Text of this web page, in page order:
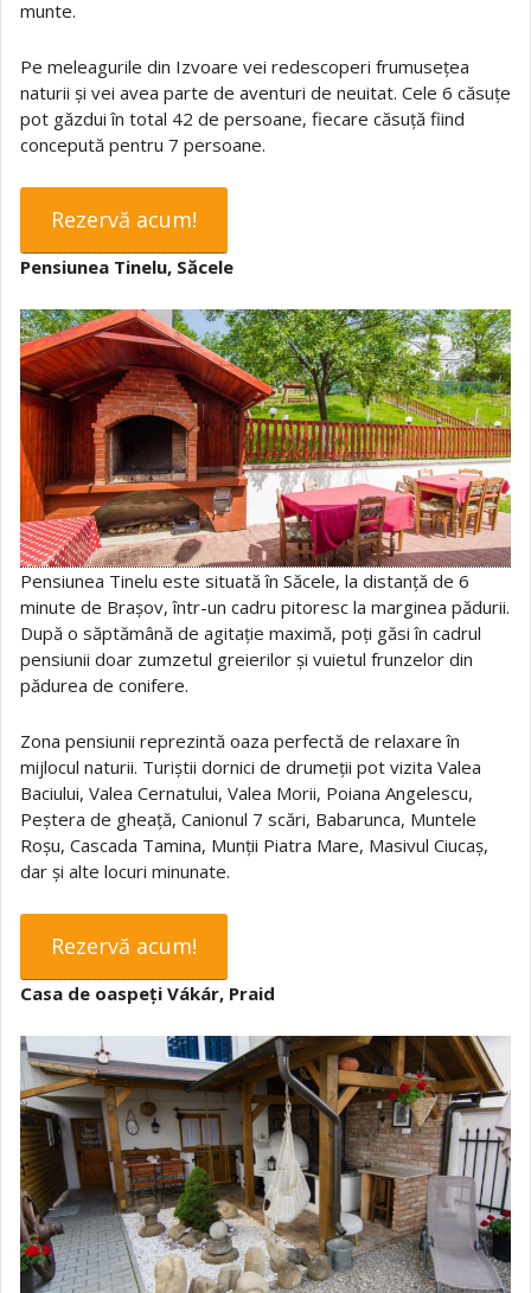
munte.
Pe meleagurile din Izvoare vei redescoperi frumusețea
naturii și vei avea parte de aventuri de neuitat. Cele 6 căsuțe
pot găzdui în total 42 de persoane, fiecare căsuță fiind
concepută pentru 7 persoane.
Rezervă acum!
Pensiunea Tinelu, Săcele
Pensiunea Tinelu este situată în Săcele, la distanță de 6
minute de Brașov, într-un cadru pitoresc la marginea pădurii.
După o săptămână de agitație maximă, poți găsi în cadrul
pensiunii doar zumzetul greierilor și vuietul frunzelor din
pădurea de conifere.
Zona pensiunii reprezintă oaza perfectă de relaxare în
mijlocul naturii. Turiștii dornici de drumeții pot vizita Valea
Baciului, Valea Cernatului, Valea Morii, Poiana Angelescu,
Peștera de gheață, Canionul 7 scări, Babarunca, Muntele
Roșu, Cascada Tamina, Munții Piatra Mare, Masivul Ciucaș,
dar și alte locuri minunate.
Rezervă acum!
Casa de oaspeți Vákár, Praid